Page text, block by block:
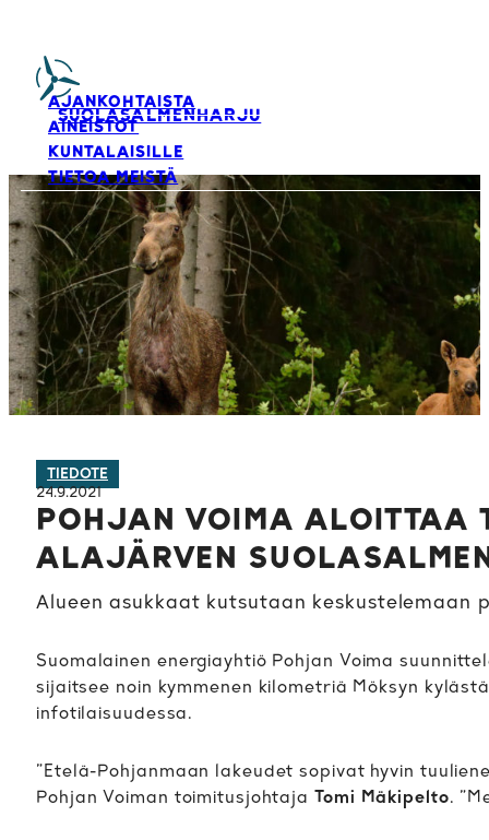
SUOLASALMENHARJU
AJANKOHTAISTA
AINEISTOT
KUNTALAISILLE
TIETOA MEISTÄ
TIEDOTE
24.9.2021
POHJAN VOIMA ALOITTAA
ALAJÄRVEN
Alueen asukkaat kutsutaan keskustelemaan
Suomalainen energiayhtiö Pohjan Voima
sijaitsee noin kymmenen kilometriä Möksyn
infotilaisuudessa.
”Etelä-Pohjanmaan lakeudet sopivat hyvin
Pohjan Voiman toimitusjohtaja Tomi Mäkipelto.